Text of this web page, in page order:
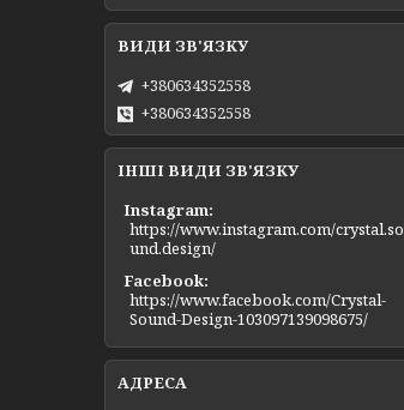
+380634352558
+380634352558
ІНШІ ВИДИ ЗВ'ЯЗКУ
Instagram
https://www.instagram.com/crystal.so
und.design/
Facebook
https://www.facebook.com/Crystal-
Sound-Design-103097139098675/